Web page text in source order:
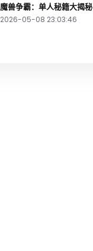
魔兽争霸：单人秘籍大揭秘
2026-05-08 23:03:46